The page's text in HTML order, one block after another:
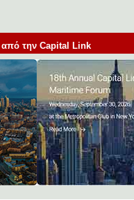
την Capital Link